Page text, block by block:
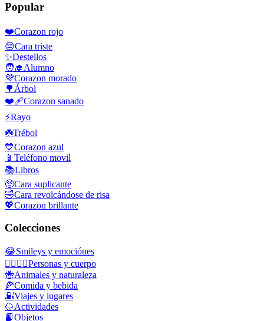
Popular
❤️Corazon rojo
😔Cara triste
✨Destellos
🧑‍🎓Alumno
💜Corazon morado
🌳 Árbol
❤️‍🩹Corazon sanado
⚡Rayo
☘️Trébol
💙Corazon azul
📱 Teléfono movil
📚Libros
🥺Cara suplicante
🤣Cara revolcándose de risa
💖Corazon brillante
Colecciones
😂Smileys y emociónes
👩‍❤️‍💋‍👨Personas y cuerpo
🐝Animales y naturaleza
🍕Comida y bebida
🌇Viajes y lugares
🥎Actividades
📙Objetos